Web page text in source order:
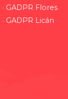
· GADPR Flores
· GADPR Licán